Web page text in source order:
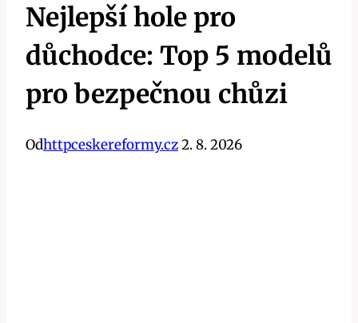
Nejlepší hole pro
důchodce: Top 5 modelů
pro bezpečnou chůzi
Odhttpceskereformy.cz2. 8. 2026